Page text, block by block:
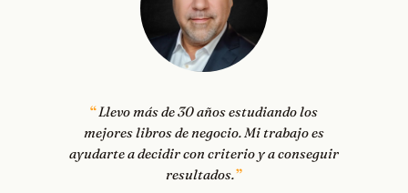
Llevo más de 30 años estudiando los
mejores libros de negocio. Mi trabajo es
ayudarte a decidir con criterio y a conseguir
resultados.